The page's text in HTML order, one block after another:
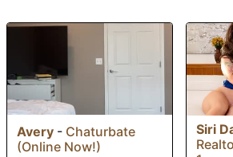
Avery - Chaturbate
(Online Now!)
Siri